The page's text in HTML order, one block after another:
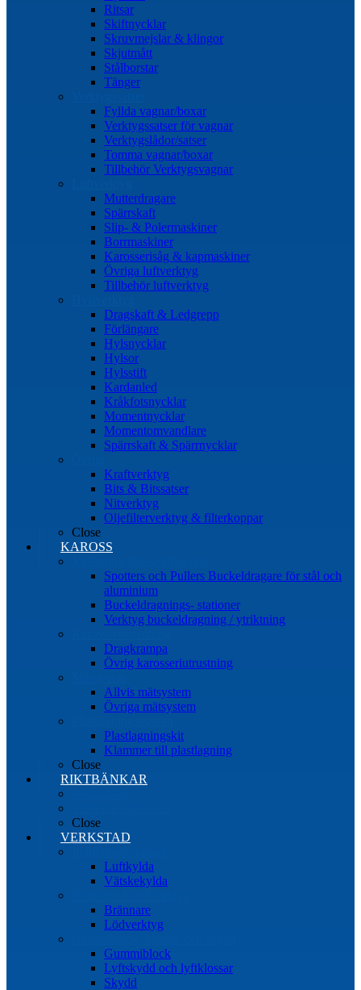
Ritsar
Skiftnycklar
Skruvmejslar & klingor
Skjutmått
Stålborstar
Tänger
Fyllda vagnar/boxar
Verktygssatser för vagnar
Verktygslådor/satser
Tomma vagnar/boxar
Tillbehör Verktygsvagnar
Mutterdragare
Spärrskaft
Slip- & Polermaskiner
Borrmaskiner
Karosserisåg & kapmaskiner
Övriga luftverktyg
Tillbehör luftverktyg
Dragskaft & Ledgrepp
Förlängare
Hylsnycklar
Hylsor
Hylsstift
Kardanled
Kråkfotsnycklar
Momentnycklar
Momentomvandlare
Spärrskaft & Spärrnycklar
Kraftverktyg
Bits & Bitssatser
Nitverktyg
Oljefilterverktyg & filterkoppar
Close
KAROSS
Spotters och Pullers Buckeldragare för stål och
aluminium
Buckeldragnings- stationer
Verktyg buckeldragning / ytriktning
Dragkrampa
Övrig karosseriutrustning
Allvis mätsystem
Övriga mätsystem
Plastlagningskit
Klammer till plastlagning
Close
RIKTBÄNKAR
Close
VERKSTAD
Luftkylda
Vätskekylda
Brännare
Lödverktyg
Gummiblock
Lyftskydd och lyftklossar
Skydd